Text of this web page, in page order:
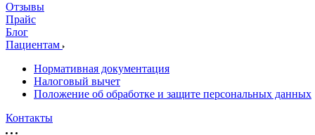
Отзывы
Прайс
Блог
Пациентам
Нормативная документация
Налоговый вычет
Положение об обработке и защите персональных данных
Контакты